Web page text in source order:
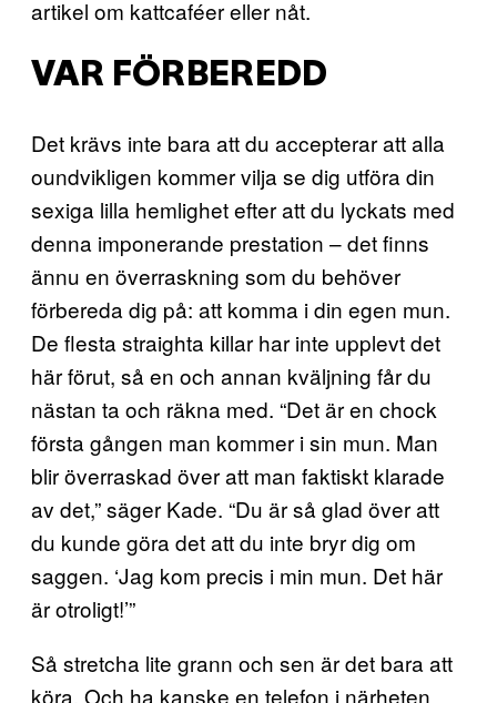
artikel om kattcaféer eller nåt.
VAR FÖRBEREDD
Det krävs inte bara att du accepterar att alla
oundvikligen kommer vilja se dig utföra din
sexiga lilla hemlighet efter att du lyckats med
denna imponerande prestation – det finns
ännu en överraskning som du behöver
förbereda dig på: att komma i din egen mun.
De flesta straighta killar har inte upplevt det
här förut, så en och annan kväljning får du
nästan ta och räkna med. “Det är en chock
första gången man kommer i sin mun. Man
blir överraskad över att man faktiskt klarade
av det,” säger Kade. “Du är så glad över att
du kunde göra det att du inte bryr dig om
saggen. ‘Jag kom precis i min mun. Det här
är otroligt!’”
Så stretcha lite grann och sen är det bara att
köra. Och ha kanske en telefon i närheten